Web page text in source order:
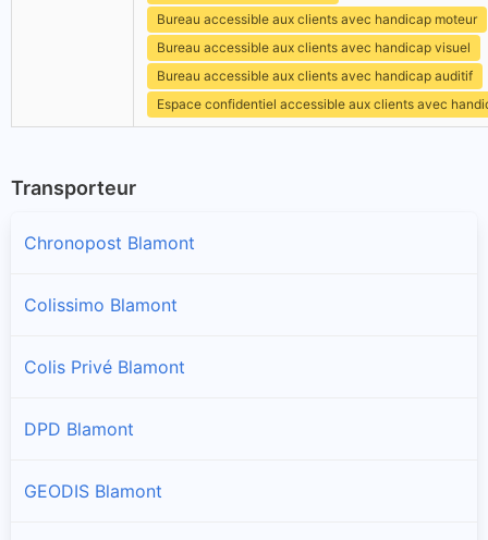
Bureau accessible aux clients avec handicap moteur
Bureau accessible aux clients avec handicap visuel
Bureau accessible aux clients avec handicap auditif
Espace confidentiel accessible aux clients avec
Transporteur
Chronopost Blamont
Colissimo Blamont
Colis Privé Blamont
DPD Blamont
GEODIS Blamont